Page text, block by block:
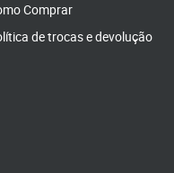
Comprar
de trocas e devolução